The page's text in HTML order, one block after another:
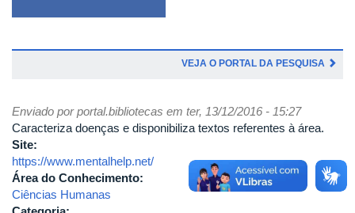
VEJA O PORTAL DA PESQUISA
Enviado porportal.bibliotecas em ter, 13/12/2016 - 15:27
Caracteriza doenças e disponibiliza textos referentes à área.
Site:
https://www.mentalhelp.net/
Área do Conhecimento:
Ciências Humanas